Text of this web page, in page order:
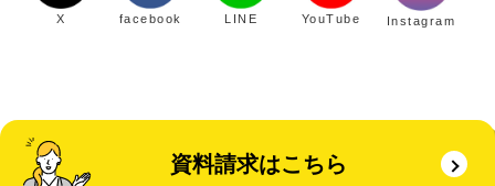
X facebook LINE YouTube Instagram
資料請求はこちら